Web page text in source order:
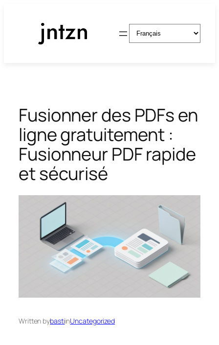
Choisir
une
Fusionner des PDFs en
ligne gratuitement :
Fusionneur PDF rapide
et sécurisé
Written bybastiinUncategorized